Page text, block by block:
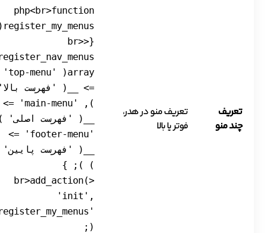
تعریف
چند منو
تعریف منو در هدر،
فوتر یا بالا
php<br>function
{<br>
array( 'top-menu'
=> __( 'فهرست
), 'main-menu' =>
__( 'فهرست اصلی'
'footer-menu' =>
__( 'فهرست
) ); }
<br>add_action(
'init',
);